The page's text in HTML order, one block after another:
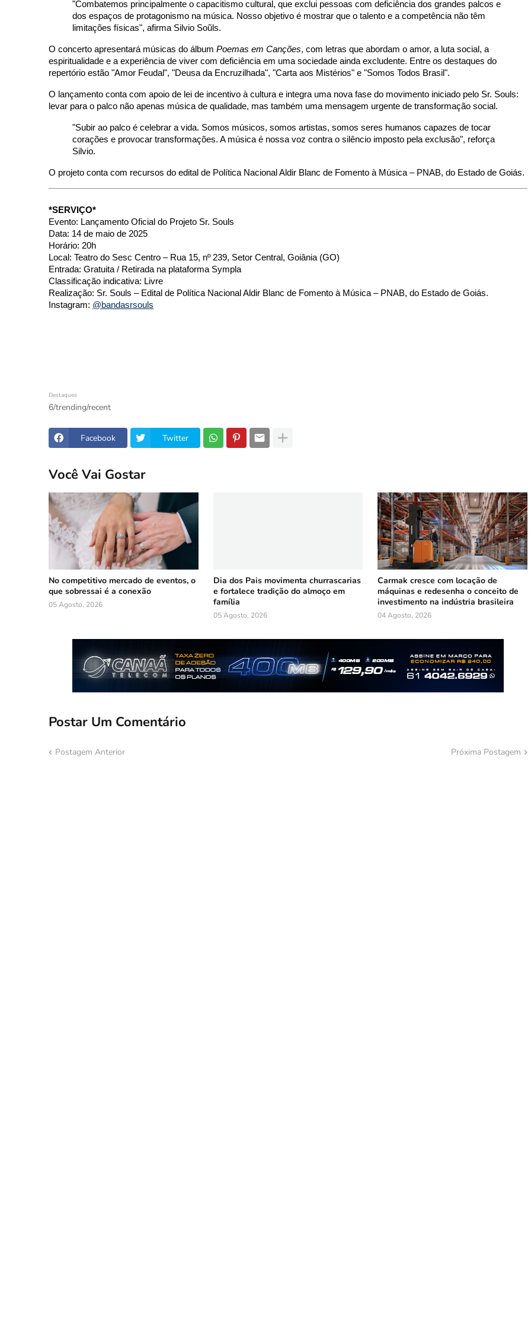
"Combatemos principalmente o capacitismo cultural, que exclui pessoas com deficiência dos grandes palcos e
dos espaços de protagonismo na música. Nosso objetivo é mostrar que o talento e a competência não têm
limitações físicas", afirma Silvio Soũls.
O concerto apresentará músicas do álbum Poemas em Canções, com letras que abordam o amor, a luta social, a
espiritualidade e a experiência de viver com deficiência em uma sociedade ainda excludente. Entre os destaques do
repertório estão "Amor Feudal", "Deusa da Encruzilhada", "Carta aos Mistérios" e "Somos Todos Brasil".
O lançamento conta com apoio de lei de incentivo à cultura e integra uma nova fase do movimento iniciado pelo Sr. Souls:
levar para o palco não apenas música de qualidade, mas também uma mensagem urgente de transformação social.
"Subir ao palco é celebrar a vida. Somos músicos, somos artistas, somos seres humanos capazes de tocar
corações e provocar transformações. A música é nossa voz contra o silêncio imposto pela exclusão", reforça
Silvio.
O projeto conta com recursos do edital de Política Nacional Aldir Blanc de Fomento à Música – PNAB, do Estado de Goiás.
*SERVIÇO*
Evento: Lançamento Oficial do Projeto Sr. Souls
Data: 14 de maio de 2025
Horário: 20h
Local: Teatro do Sesc Centro – Rua 15, nº 239, Setor Central, Goiânia (GO)
Entrada: Gratuita / Retirada na plataforma Sympla
Classificação indicativa: Livre
Realização: Sr. Souls – Edital de Política Nacional Aldir Blanc de Fomento à Música – PNAB, do Estado de Goiás.
Instagram: @bandasrsouls
Destaques
6/trending/recent
Facebook Twitter
Você Vai Gostar
No competitivo mercado de eventos, o
que sobressai é a conexão
05 Agosto, 2026
Dia dos Pais movimenta churrascarias
e fortalece tradição do almoço em
família
05 Agosto, 2026
Carmak cresce com locação de
máquinas e redesenha o conceito de
investimento na indústria brasileira
04 Agosto, 2026
Postar Um Comentário
Postagem Anterior Próxima Postagem